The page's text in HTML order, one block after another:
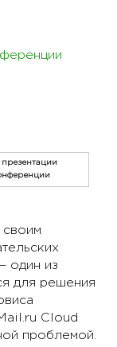
презентации
один из
для решения
Cloud
проблемой.